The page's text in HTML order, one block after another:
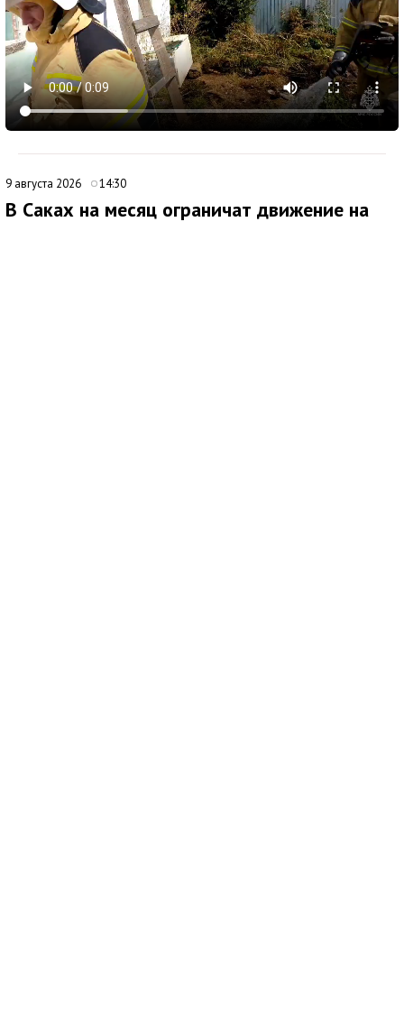
9 августа 2026 14:30
В Саках на месяц ограничат движение на